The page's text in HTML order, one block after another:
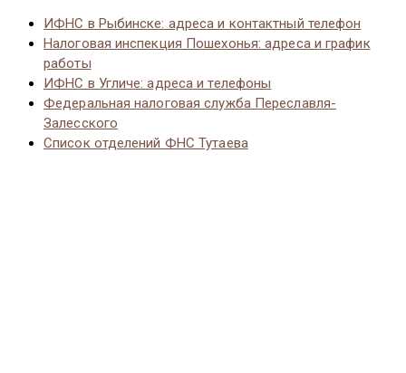
ИФНС в Рыбинске: адреса и контактный телефон
Налоговая инспекция Пошехонья: адреса и график
работы
ИФНС в Угличе: адреса и телефоны
Федеральная налоговая служба Переславля-
Залесского
Список отделений ФНС Тутаева